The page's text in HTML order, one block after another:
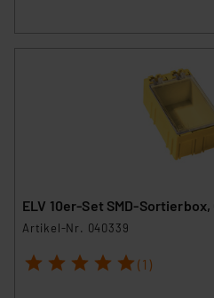
ELV 10er-Set SMD-Sortierbox,
Artikel-Nr. 040339
1 2 3 4 5 (1)